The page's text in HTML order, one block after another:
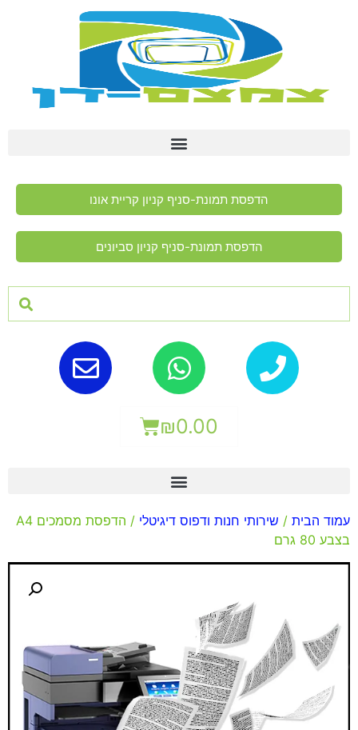
הדפסת תמונת-סניף קניון קריית אונו
הדפסת תמונת-סניף קניון סביונים
₪0.00
עמוד הבית / שירותי חנות ודפוס דיגיטלי
/ הדפסת מסמכים A4
בצבע 80 גרם